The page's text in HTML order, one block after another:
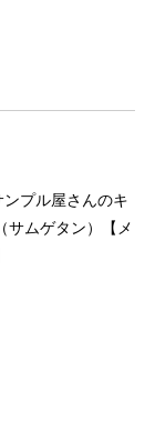
ンプル屋さんのキ
サムゲタン）【メ